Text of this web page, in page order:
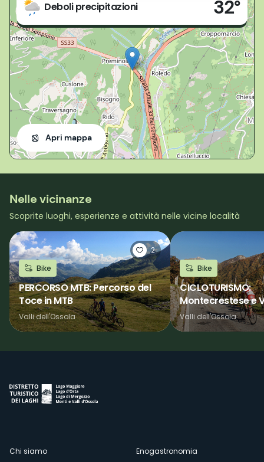
Deboli precipitazioni 32°
Preglia
(VB)
Apri mappa
Nelle vicinanze
Scoprite luoghi, esperienze e attività nelle vicine località
2
Bike
PERCORSO MTB: Percorso del
Toce in MTB
Valli dell'Ossola
Bike
CICLOTURISMO:
Montecrestese e
Valli dell'Ossola
Chi siamo Enogastronomia